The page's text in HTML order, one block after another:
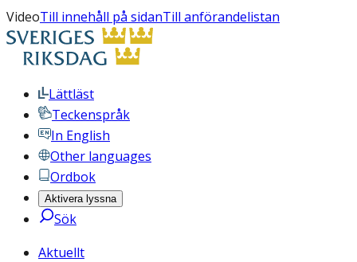
VideoTill innehåll på sidanTill anförandelistan
Lättläst
Teckenspråk
In English
Other languages
Ordbok
Aktivera lyssna
Sök
Aktuellt